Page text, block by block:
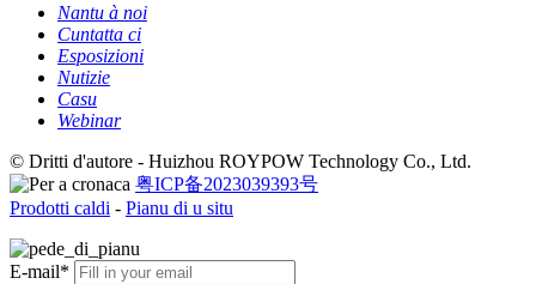
Nantu à noi
Cuntatta ci
Esposizioni
Nutizie
Casu
Webinar
© Dritti d'autore - Huizhou ROYPOW Technology Co., Ltd.
粤ICP备2023039393号
Prodotti caldi - Pianu di u situ
E-mail*